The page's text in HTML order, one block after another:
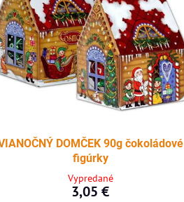
DOMČEK 90g čokoládové
figúrky
Vypredané
3,05 €